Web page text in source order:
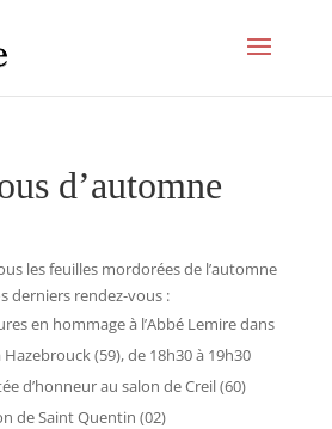
d’automne
les feuilles mordorées de l’automne
derniers rendez-vous :
en hommage à l’Abbé Lemire dans
(59), de 18h30 à 19h30
d’honneur au salon de Creil (60)
de Saint Quentin (02)